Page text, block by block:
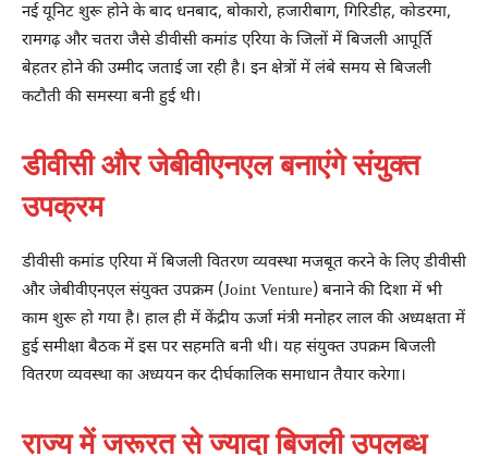
नई यूनिट शुरू होने के बाद धनबाद, बोकारो, हजारीबाग, गिरिडीह, कोडरमा,
रामगढ़ और चतरा जैसे डीवीसी कमांड एरिया के जिलों में बिजली आपूर्ति
बेहतर होने की उम्मीद जताई जा रही है। इन क्षेत्रों में लंबे समय से बिजली
कटौती की समस्या बनी हुई थी।
डीवीसी और जेबीवीएनएल बनाएंगे संयुक्त
उपक्रम
डीवीसी कमांड एरिया में बिजली वितरण व्यवस्था मजबूत करने के लिए डीवीसी
और जेबीवीएनएल संयुक्त उपक्रम (Joint Venture) बनाने की दिशा में भी
काम शुरू हो गया है। हाल ही में केंद्रीय ऊर्जा मंत्री मनोहर लाल की अध्यक्षता में
हुई समीक्षा बैठक में इस पर सहमति बनी थी। यह संयुक्त उपक्रम बिजली
वितरण व्यवस्था का अध्ययन कर दीर्घकालिक समाधान तैयार करेगा।
राज्य में जरूरत से ज्यादा बिजली उपलब्ध